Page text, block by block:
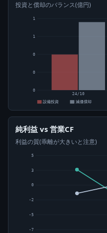
投資と償却のバランス(億円)
0
0
0
1
1
24/10
設備投資
減価償却
純利益 vs 営業CF
利益の質(乖離が大きいと注意)
-7
-5
-2
0
3
5